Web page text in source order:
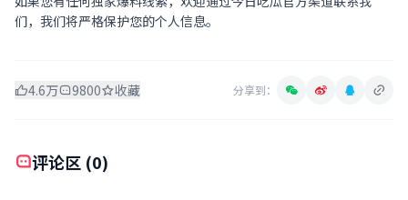
们，我们将严格保护您的个人信息。
4.6万 9800 收藏 分享到：
评论区 (0)